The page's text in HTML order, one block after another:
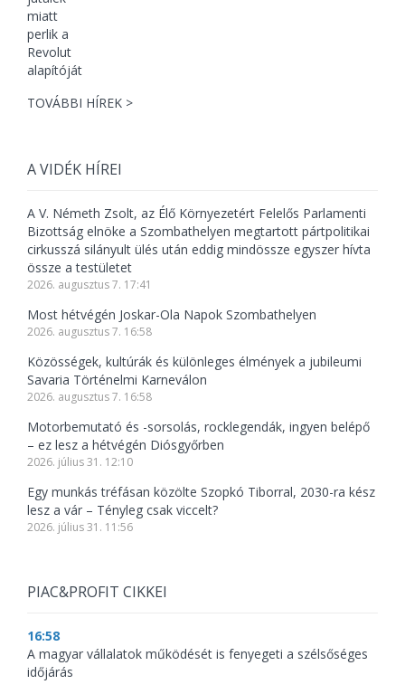
TOVÁBBI HÍREK >
A VIDÉK HÍREI
A V. Németh Zsolt, az Élő Környezetért Felelős Parlamenti
Bizottság elnöke a Szombathelyen megtartott pártpolitikai
cirkusszá silányult ülés után eddig mindössze egyszer hívta
össze a testületet
2026. augusztus 7. 17:41
Most hétvégén Joskar-Ola Napok Szombathelyen
2026. augusztus 7. 16:58
Közösségek, kultúrák és különleges élmények a jubileumi
Savaria Történelmi Karneválon
2026. augusztus 7. 16:58
Motorbemutató és -sorsolás, rocklegendák, ingyen belépő
– ez lesz a hétvégén Diósgyőrben
2026. július 31. 12:10
Egy munkás tréfásan közölte Szopkó Tiborral, 2030-ra kész
lesz a vár – Tényleg csak viccelt?
2026. július 31. 11:56
PIAC&PROFIT CIKKEI
16:58
A magyar vállalatok működését is fenyegeti a szélsőséges
időjárás